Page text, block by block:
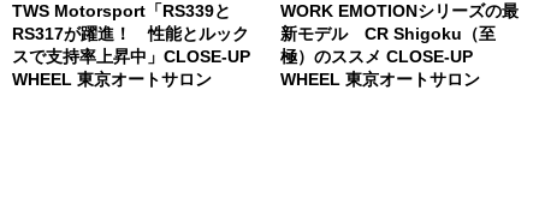
TWS Motorsport「RS339と
RS317が躍進！ 性能とルック
スで支持率上昇中」CLOSE-UP
WHEEL 東京オートサロン
WORK EMOTIONシリーズの最
新モデル CR Shigoku（至
極）のススメ CLOSE-UP
WHEEL 東京オートサロン